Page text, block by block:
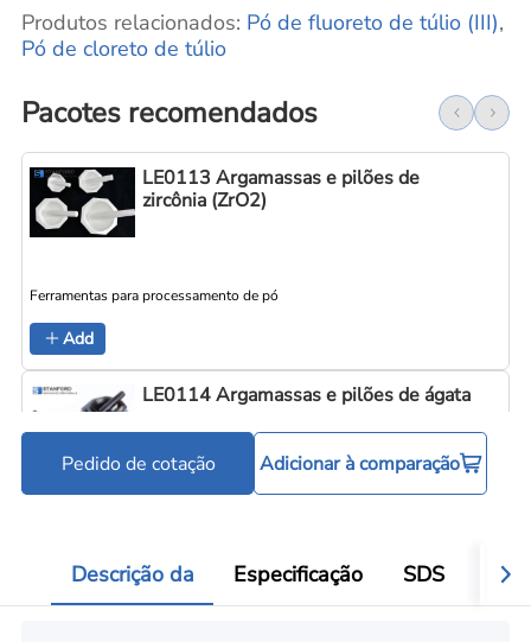
Produtos relacionados: Pó de fluoreto de túlio (III),
Pó de cloreto de túlio
Pacotes recomendados
LE0113 Argamassas e pilões de
zircônia (ZrO2)
Ferramentas para processamento de pó
Add
LE0114 Argamassas e pilões de ágata
Pedido de cotação Adicionar à comparação
Descrição da Especificação SDS